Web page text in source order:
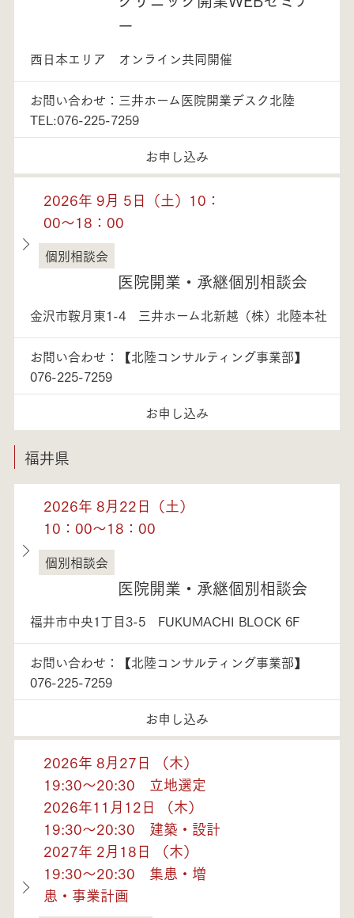
ー
西日本エリア オンライン共同開催
お問い合わせ：三井ホーム医院開業デスク北陸
TEL:076-225-7259
お申し込み
2026年 9月 5日（土）10：
00～18：00
石川県
個別相談会
医院開業・承継個別相談会
金沢市鞍月東1-4 三井ホーム北新越（株）北陸本社
お問い合わせ：【北陸コンサルティング事業部】
076-225-7259
お申し込み
福井県
2026年 8月22日（土）
10：00～18：00
福井県
個別相談会
医院開業・承継個別相談会
福井市中央1丁目3-5 FUKUMACHI BLOCK 6F
お問い合わせ：【北陸コンサルティング事業部】
076-225-7259
お申し込み
2026年 8月27日 （木）
19:30～20:30 立地選定
2026年11月12日 （木）
19:30～20:30 建築・設計
2027年 2月18日 （木）
19:30～20:30 集患・増
患・事業計画